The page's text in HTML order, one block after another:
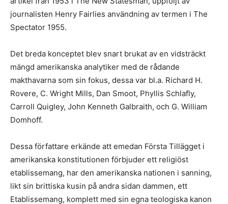
journalisten Henry Fairlies användning av termen i The
Spectator 1955.
Det breda konceptet blev snart brukat av en vidsträckt
mängd amerikanska analytiker med de rådande
makthavarna som sin fokus, dessa var bl.a. Richard H.
Rovere, C. Wright Mills, Dan Smoot, Phyllis Schlafly,
Carroll Quigley, John Kenneth Galbraith, och G. William
Domhoff.
Dessa författare erkände att emedan Första Tillägget i
amerikanska konstitutionen förbjuder ett religiöst
etablissemang, har den amerikanska nationen i sanning,
likt sin brittiska kusin på andra sidan dammen, ett
Etablissemang, komplett med sin egna teologiska kanon